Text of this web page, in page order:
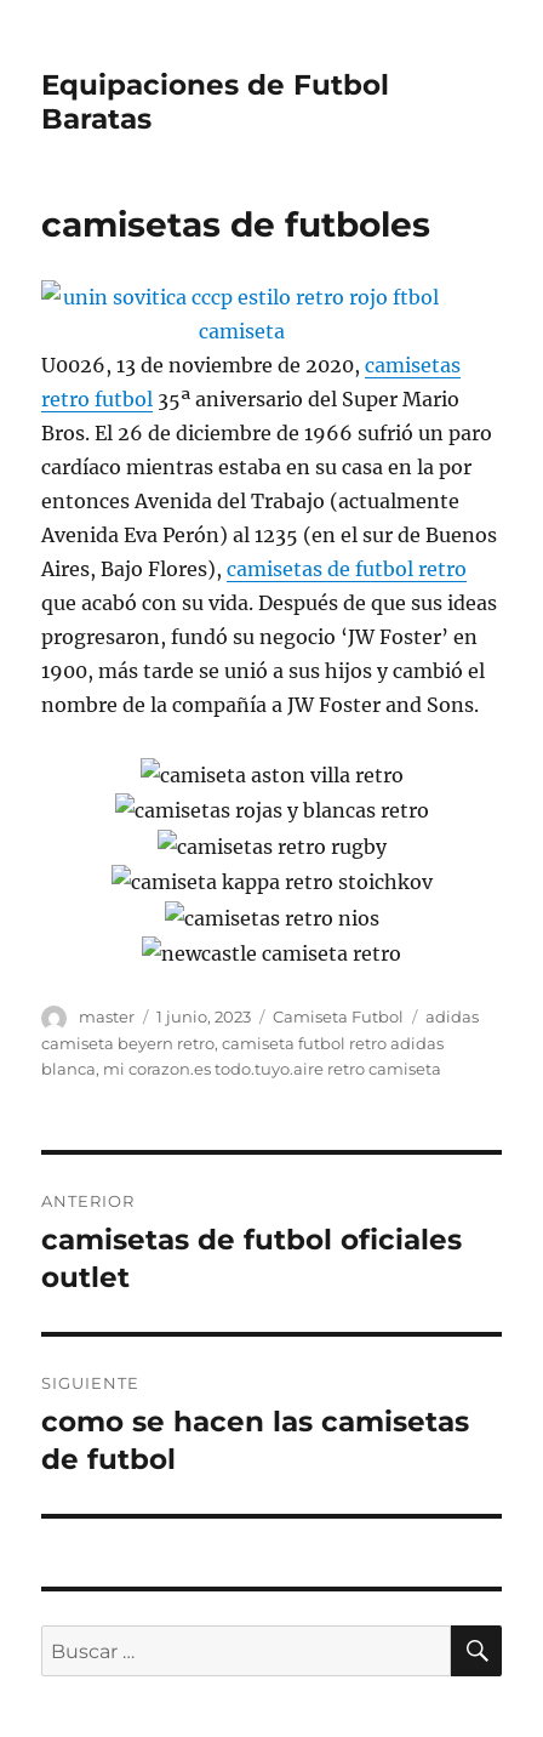
Equipaciones de Futbol
Baratas
camisetas de futboles
U0026, 13 de noviembre de 2020,camisetas
retro futbol 35ª aniversario del Super Mario
Bros. El 26 de diciembre de 1966 sufrió un paro
cardíaco mientras estaba en su casa en la por
entonces Avenida del Trabajo (actualmente
Avenida Eva Perón) al 1235 (en el sur de Buenos
Aires, Bajo Flores),camisetas de futbol retro
que acabó con su vida. Después de que sus ideas
progresaron, fundó su negocio ‘JW Foster’ en
1900, más tarde se unió a sus hijos y cambió el
nombre de la compañía a JW Foster and Sons.
Autor
master
Publicado
el
1 junio, 2023 Categorías
Camiseta Futbol Etiquetas
adidas
camiseta beyern retro,camiseta futbol retro adidas
blanca, mi corazon.es todo.tuyo.aire retro camiseta
de
entradas
ANTERIOR
Entrada
anterior:
camisetas de futbol oficiales
outlet
SIGUIENTE
Entrada
siguiente:
como se hacen las camisetas
de futbol
Buscar
por: